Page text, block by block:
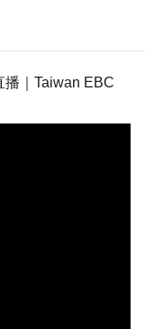
播｜Taiwan EBC